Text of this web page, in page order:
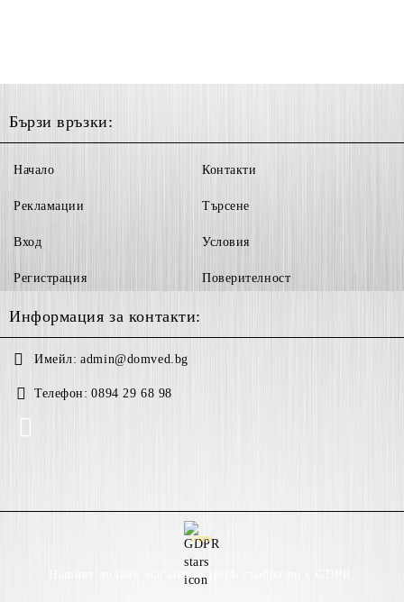
Бързи връзки:
Начало
Рекламации
Вход
Регистрация
Контакти
Търсене
Условия
Поверителност
Информация за контакти:
Имейл: admin@domved.bg
Телефон: 0894 29 68 98
GDPR
Нашият онлайн магазин е 100% съобразен с GDPR.